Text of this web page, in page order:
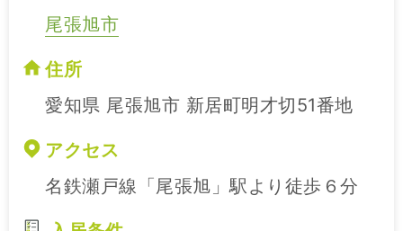
尾張旭市
住所
愛知県 尾張旭市 新居町明才切51番地
アクセス
名鉄瀬戸線「尾張旭」駅より徒歩６分